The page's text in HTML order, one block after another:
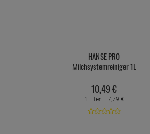
HANSE PRO
Milchsystemreiniger 1L
10,49€
1 Liter = 7,79 €